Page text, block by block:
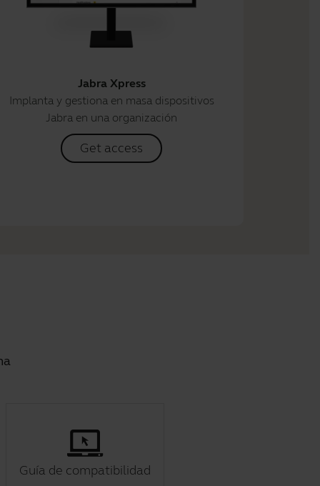
Jabra Xpress
Implanta y gestiona en masa dispositivos
Jabra en una organización
Get access
Guía de compatibilidad